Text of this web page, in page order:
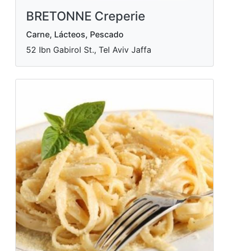
BRETONNE Creperie
Carne, Lácteos, Pescado
52 Ibn Gabirol St., Tel Aviv Jaffa